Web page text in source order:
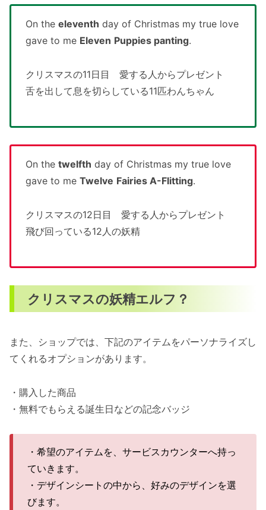
On the eleventh day of Christmas my true love
gave to me Eleven Puppies panting.
クリスマスの11日目 愛する人からプレゼント
舌を出して息を切らしている11匹わんちゃん
On the twelfth day of Christmas my true love
gave to me Twelve Fairies A-Flitting.
クリスマスの12日目 愛する人からプレゼント
飛び回っている12人の妖精
クリスマスの妖精エルフ？
また、ショップでは、下記のアイテムをパーソナライズし
てくれるオプションがあります。
・購入した商品
・無料でもらえる誕生日などの記念バッジ
・希望のアイテムを、サービスカウンターへ持っ
ていきます。
・デザインシートの中から、好みのデザインを選
びます。